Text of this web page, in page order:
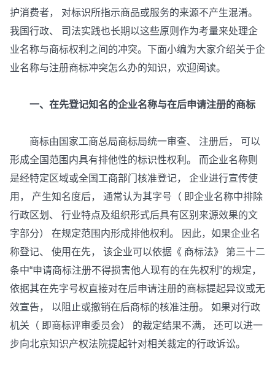
护消费者， 对标识所指示商品或服务的来源不产生混淆。
我国行政、 司法实践也长期以这些原则作为考量来处理企
业名称与商标权利之间的冲突。下面小编为大家介绍关于企
业名称与注册商标冲突怎么办的知识，欢迎阅读。
一、在先登记知名的企业名称与在后申请注册的商标
商标由国家工商总局商标局统一审查、 注册后， 可以
形成全国范围内具有排他性的标识性权利。 而企业名称则
是经特定区域或全国工商部门核准登记， 企业进行宣传使
用， 产生知名度后， 通常认为其字号（ 即企业名称中排除
行政区划、 行业特点及组织形式后具有区别来源效果的文
字部分） 在规定范围内形成排他权利。 因此，如果企业名
称登记、 使用在先， 该企业可以依据《 商标法》 第三十二
条中“申请商标注册不得损害他人现有的在先权利”的规定，
依据其在先字号权直接对在后申请注册的商标提起异议或无
效宣告， 以阻止或撤销在后商标的核准注册。 如果对行政
机关（ 即商标评审委员会） 的裁定结果不满， 还可以进一
步向北京知识产权法院提起针对相关裁定的行政诉讼。